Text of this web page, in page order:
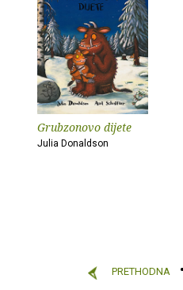
Grubzonovo dijete
Julia Donaldson
PRETHODNA